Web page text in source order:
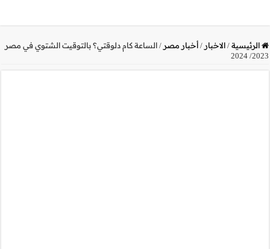
بالتوقيت الشتوي في مصر